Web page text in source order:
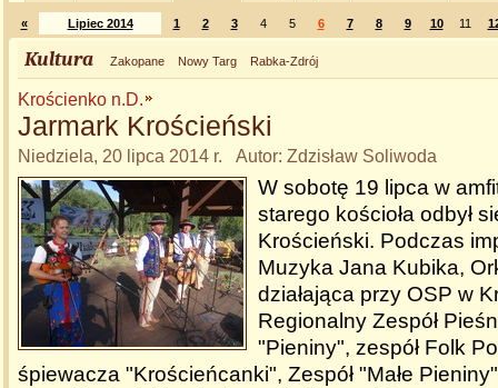
« Lipiec 2014 1 2 3 4 5 6 7 8 9 10 11
Kultura Zakopane Nowy Targ Rabka-Zdrój
Krościenko n.D.
Jarmark Krościeński
Niedziela, 20 lipca 2014 r. Autor: Zdzisław Soliwoda
W sobotę 19 lipca w
starego kościoła odbył
Krościeński. Podczas
Muzyka Jana Kubika,
działająca przy OSP w
Regionalny Zespół
"Pieniny", zespół Folk
śpiewacza "Krościeńcanki", Zespół "Małe